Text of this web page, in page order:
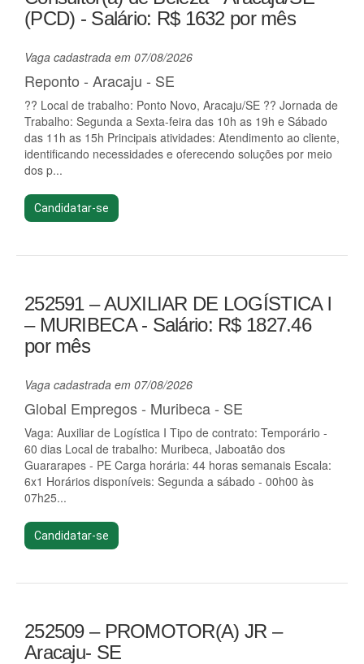
(PCD) - Salário: R$ 1632 por mês
Vaga cadastrada em 07/08/2026
Reponto - Aracaju - SE
?? Local de trabalho: Ponto Novo, Aracaju/SE ?? Jornada de
Trabalho: Segunda a Sexta-feira das 10h as 19h e Sábado
das 11h as 15h Principais atividades: Atendimento ao cliente,
identificando necessidades e oferecendo soluções por meio
dos p...
Candidatar-se
252591 – AUXILIAR DE LOGÍSTICA l
– MURIBECA - Salário: R$ 1827.46
por mês
Vaga cadastrada em 07/08/2026
Global Empregos - Muribeca - SE
Vaga: Auxiliar de Logística I Tipo de contrato: Temporário -
60 dias Local de trabalho: Muribeca, Jaboatão dos
Guararapes - PE Carga horária: 44 horas semanais Escala:
6x1 Horários disponíveis: Segunda a sábado - 00h00 às
07h25...
Candidatar-se
252509 – PROMOTOR(A) JR –
Aracaju- SE